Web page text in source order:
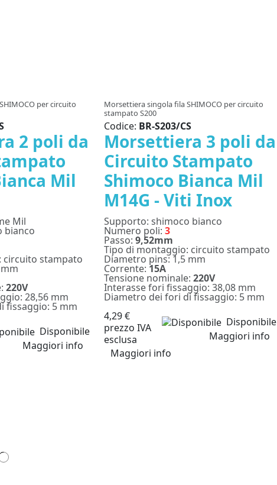
per circuito
2 poli da
Mil
Mil
bianco
circuito stampato
220V
28,56 mm
fissaggio: 5 mm
Disponibile
Maggiori info
Morsettiera singola fila SHIMOCO per circuito
stampato S200
Codice: BR-S203/CS
Morsettiera 3 poli da
Circuito Stampato
Shimoco Bianca Mil
M14G - Viti Inox
Supporto: shimoco bianco
Numero poli: 3
Passo: 9,52mm
Tipo di montaggio: circuito stampato
Diametro pins: 1,5 mm
Corrente: 15A
Tensione nominale: 220V
Interasse fori fissaggio: 38,08 mm
Diametro dei fori di fissaggio: 5 mm
4,29 €
prezzo IVA
esclusa
Disponibile
Maggiori info
Maggiori info